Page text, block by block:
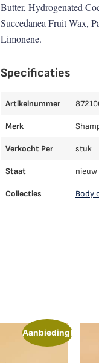
Butter, Hydrogenated
Succedanea Fruit Wax,
Limonene.
Specificaties
Artikelnummer
Merk
Verkocht Per stuk
Staat nieuw
Collecties Body
Aanbieding!